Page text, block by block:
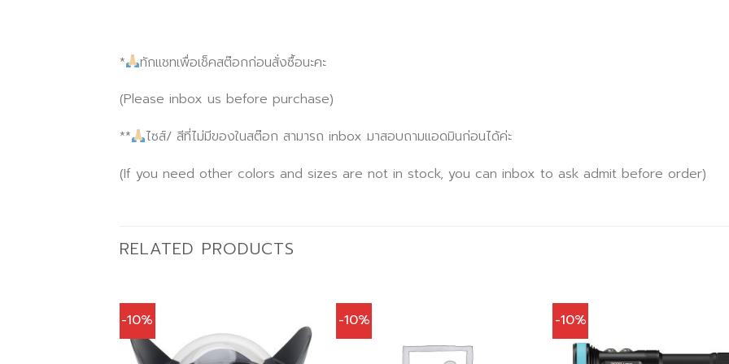
*
ทักแชทเพื่อเช็คสต๊อกก่อนสั่งซื้อนะคะ
(Please inbox us before purchase)
**
ไซส์/ สีที่ไม่มีของในสต๊อก สามารถ inbox มาสอบถามแอดมินก่อนได้ค่ะ
(If you need other colors and sizes are not in stock, you can inbox to ask admit before order)
RELATED PRODUCTS
-10% -10% -10%